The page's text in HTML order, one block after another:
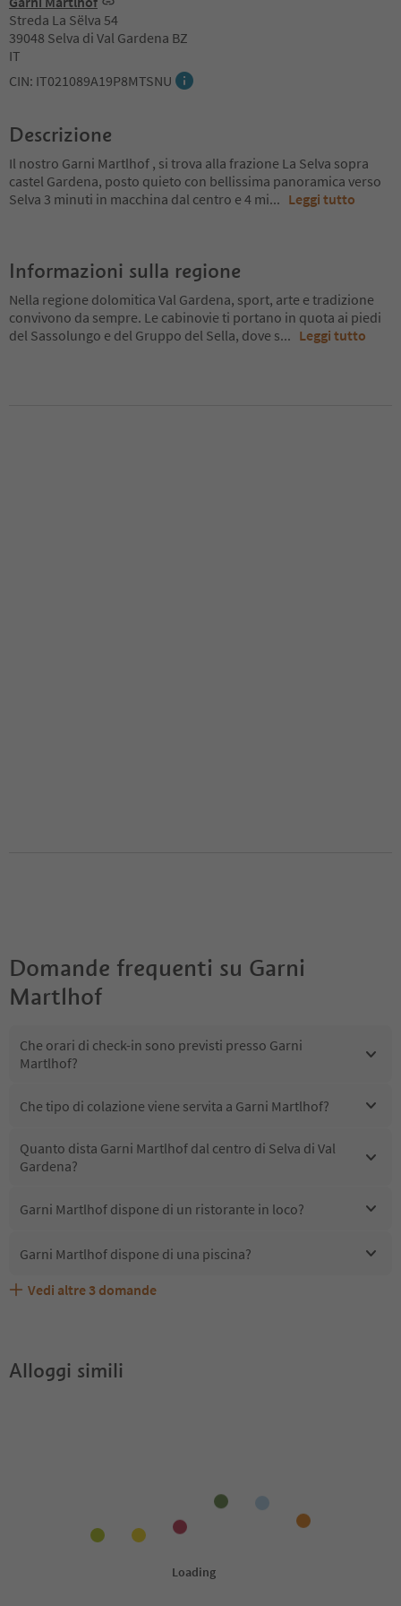
Streda La Sëlva 54
39048 Selva di Val Gardena BZ
IT
CIN: IT021089A19P8MTSNU
Descrizione
Il nostro Garni Martlhof , si trova alla frazione La Selva sopra
castel Gardena, posto quieto con bellissima panoramica verso
Selva 3 minuti in macchina dal centro e 4 mi... Leggi tutto
Informazioni sulla regione
Nella regione dolomitica Val Gardena, sport, arte e tradizione
convivono da sempre. Le cabinovie ti portano in quota ai piedi
del Sassolungo e del Gruppo del Sella, dove s... Leggi tutto
Domande frequenti su Garni
Martlhof
Che orari di check-in sono previsti presso Garni
Martlhof?
Che tipo di colazione viene servita a Garni Martlhof?
Quanto dista Garni Martlhof dal centro di Selva di Val
Gardena?
Garni Martlhof dispone di un ristorante in loco?
Garni Martlhof dispone di una piscina?
Garni Martlhof accetta animali domestici?
Quali servizi/attività sono disponibili presso Garni
Gli ospiti di Garni Martlhof ricevono l'Alto Adige Guest
Vedi altre 3 domande
Alloggi simili